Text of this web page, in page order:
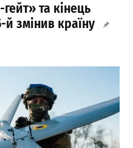
та кінець
змінив країну